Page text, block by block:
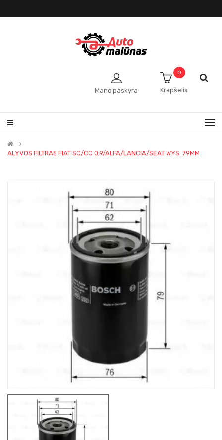
Mano paskyra Krepšelis
0
ALYVOS FILTRAS FIAT SC/CC 0,9/ALFA/LANCIA/SEAT WYS. 79MM